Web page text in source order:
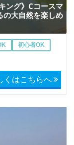
ング》Cコースマ
の大自然を楽しめ
初心者OK
くはこちらへ